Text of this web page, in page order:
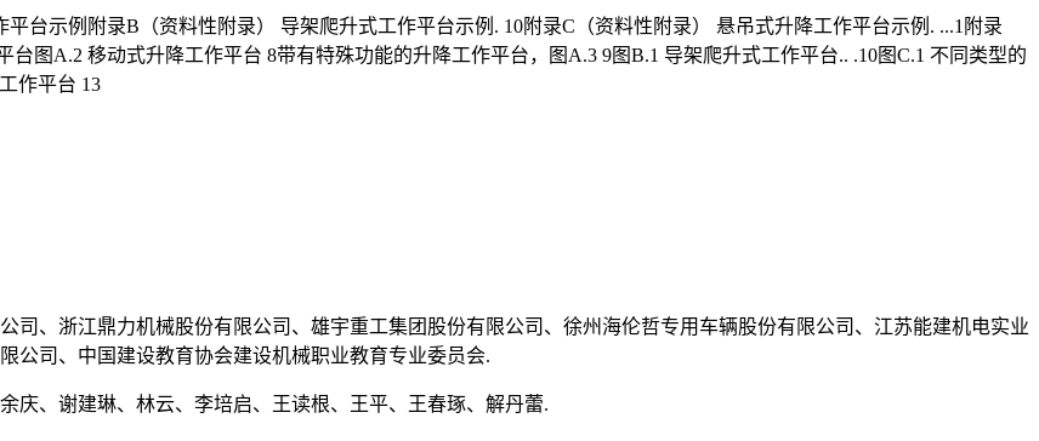
台示例附录B（资料性附录） 导架爬升式工作平台示例. 10附录C（资料性附录） 悬吊式升降工作平台示例. ...1附录
图A.2 移动式升降工作平台 8带有特殊功能的升降工作平台，图A.3 9图B.1 导架爬升式工作平台.. .10图C.1 不同类型的
作平台 13
司、浙江鼎力机械股份有限公司、雄宇重工集团股份有限公司、徐州海伦哲专用车辆股份有限公司、江苏能建机电实业
公司、中国建设教育协会建设机械职业教育专业委员会.
庆、谢建琳、林云、李培启、王读根、王平、王春琢、解丹蕾.